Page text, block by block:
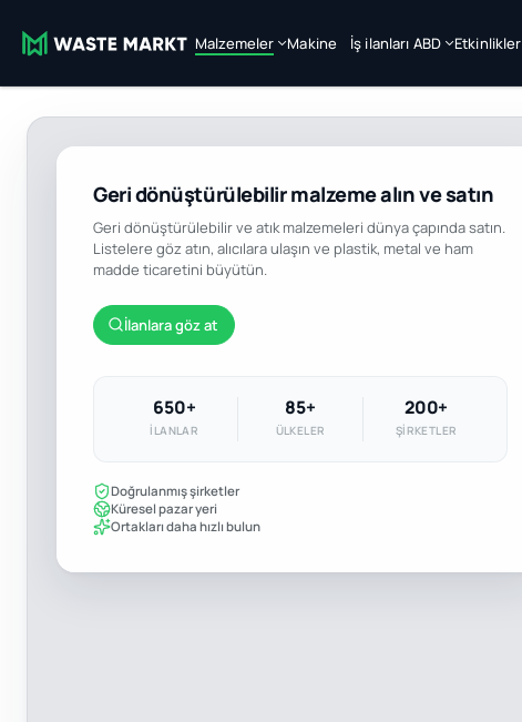
Malzemeler Makine İş ilanları ABD Etkinlikler
Geri dönüştürülebilir malzeme alın ve satın
Geri dönüştürülebilir ve atık malzemeleri dünya çapında satın.
Listelere göz atın, alıcılara ulaşın ve plastik, metal ve ham
madde ticaretini büyütün.
İlanlara göz at
650+
İLANLAR
85+
ÜLKELER
200+
ŞIRKETLER
Doğrulanmış şirketler
Küresel pazar yeri
Ortakları daha hızlı bulun